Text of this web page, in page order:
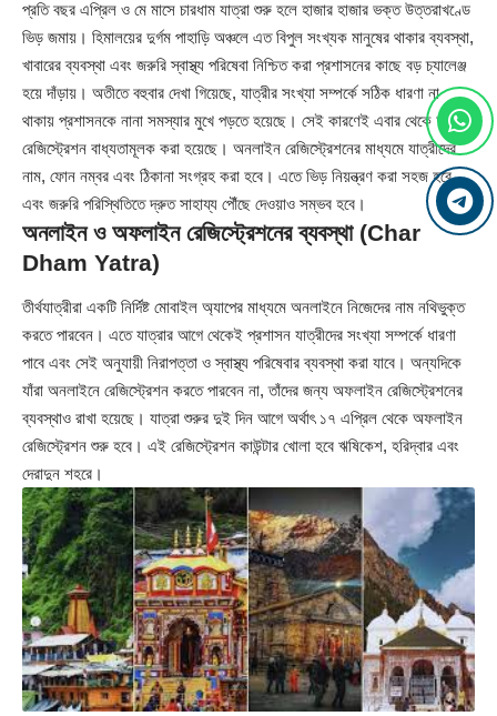
প্রতি বছর এপ্রিল ও মে মাসে চারধাম যাত্রা শুরু হলে হাজার হাজার ভক্ত উত্তরাখণ্ডে
ভিড় জমায়। হিমালয়ের দুর্গম পাহাড়ি অঞ্চলে এত বিপুল সংখ্যক মানুষের থাকার ব্যবস্থা,
খাবারের ব্যবস্থা এবং জরুরি স্বাস্থ্য পরিষেবা নিশ্চিত করা প্রশাসনের কাছে বড় চ্যালেঞ্জ
হয়ে দাঁড়ায়। অতীতে বহুবার দেখা গিয়েছে, যাত্রীর সংখ্যা সম্পর্কে সঠিক ধারণা না
থাকায় প্রশাসনকে নানা সমস্যার মুখে পড়তে হয়েছে। সেই কারণেই এবার থেকে আগাম
রেজিস্ট্রেশন বাধ্যতামূলক করা হয়েছে। অনলাইন রেজিস্ট্রেশনের মাধ্যমে যাত্রীদের
নাম, ফোন নম্বর এবং ঠিকানা সংগ্রহ করা হবে। এতে ভিড় নিয়ন্ত্রণ করা সহজ হবে
এবং জরুরি পরিস্থিতিতে দ্রুত সাহায্য পৌঁছে দেওয়াও সম্ভব হবে।
অনলাইন ও অফলাইন রেজিস্ট্রেশনের ব্যবস্থা (Char
Dham Yatra)
তীর্থযাত্রীরা একটি নির্দিষ্ট মোবাইল অ্যাপের মাধ্যমে অনলাইনে নিজেদের নাম নথিভুক্ত
করতে পারবেন। এতে যাত্রার আগে থেকেই প্রশাসন যাত্রীদের সংখ্যা সম্পর্কে ধারণা
পাবে এবং সেই অনুযায়ী নিরাপত্তা ও স্বাস্থ্য পরিষেবার ব্যবস্থা করা যাবে। অন্যদিকে
যাঁরা অনলাইনে রেজিস্ট্রেশন করতে পারবেন না, তাঁদের জন্য অফলাইন রেজিস্ট্রেশনের
ব্যবস্থাও রাখা হয়েছে। যাত্রা শুরুর দুই দিন আগে অর্থাৎ ১৭ এপ্রিল থেকে অফলাইন
রেজিস্ট্রেশন শুরু হবে। এই রেজিস্ট্রেশন কাউন্টার খোলা হবে ঋষিকেশ, হরিদ্বার এবং
দেরাদুন শহরে।